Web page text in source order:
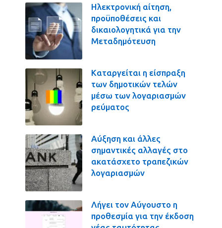
Ηλεκτρονική αίτηση,
προϋποθέσεις και
δικαιολογητικά για την
Μεταδημότευση
Καταργείται η είσπραξη
των δημοτικών τελών
μέσω των λογαριασμών
ρεύματος
Αύξηση και άλλες
σημαντικές αλλαγές στο
ακατάσχετο τραπεζικών
λογαριασμών
Λήγει τον Αύγουστο η
προθεσμία για την έκδοση